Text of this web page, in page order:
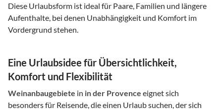
Diese Urlaubsform ist ideal für Paare, Familien und längere
Aufenthalte, bei denen Unabhängigkeit und Komfort im
Vordergrund stehen.
Eine Urlaubsidee für Übersichtlichkeit,
Komfort und Flexibilität
Weinanbaugebiete in in der Provence eignet sich
besonders für Reisende, die einen Urlaub suchen, der sich